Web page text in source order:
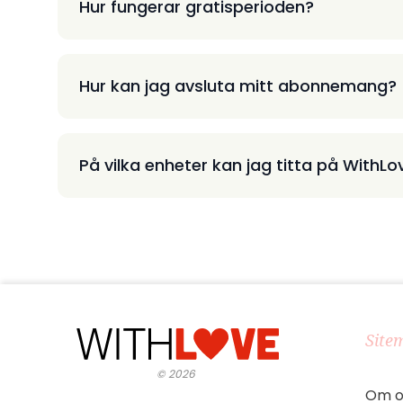
Hur fungerar gratisperioden?
Hur kan jag avsluta mitt abonnemang?
På vilka enheter kan jag titta på
©2026
Om